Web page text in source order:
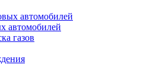
автомобилей
автомобилей
газов